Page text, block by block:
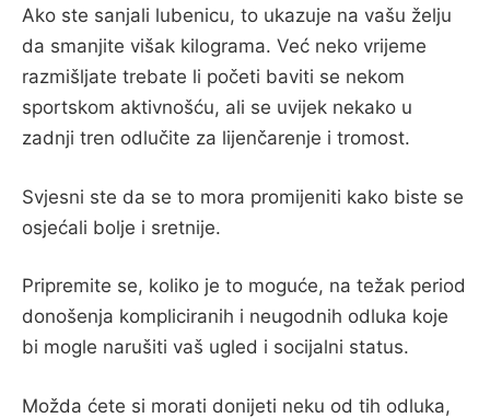
Ako ste sanjali lubenicu, to ukazuje na vašu želju
da smanjite višak kilograma. Već neko vrijeme
razmišljate trebate li početi baviti se nekom
sportskom aktivnošću, ali se uvijek nekako u
zadnji tren odlučite za lijenčarenje i tromost.
Svjesni ste da se to mora promijeniti kako biste se
osjećali bolje i sretnije.
Pripremite se, koliko je to moguće, na težak period
donošenja kompliciranih i neugodnih odluka koje
bi mogle narušiti vaš ugled i socijalni status.
Možda ćete si morati donijeti neku od tih odluka,